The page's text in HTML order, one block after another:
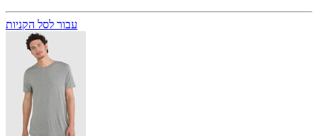
עבור לסל הקניות